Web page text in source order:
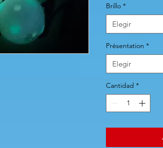
Brillo *
Elegir
Présentation *
Elegir
Cantidad *